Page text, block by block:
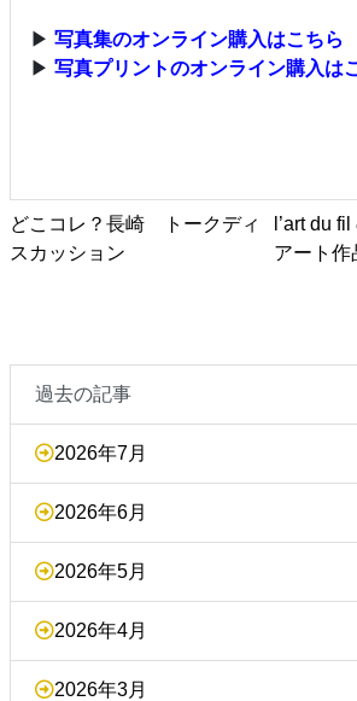
▶ 写真集のオンライン購入はこちら
▶ 写真プリントのオンライン購入は
どこコレ？長崎 トークディ
スカッション
l’art du
アート作
過去の記事
2026年7月
2026年6月
2026年5月
2026年4月
2026年3月